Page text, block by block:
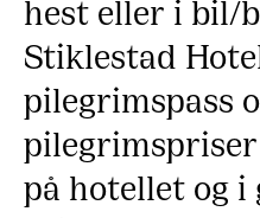
hest eller i bil/
Stiklestad
pilegrimspass
på hotellet og i